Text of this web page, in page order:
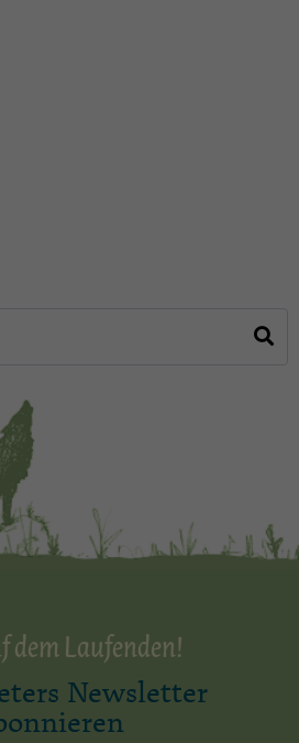
dem Laufenden!
Newsletter